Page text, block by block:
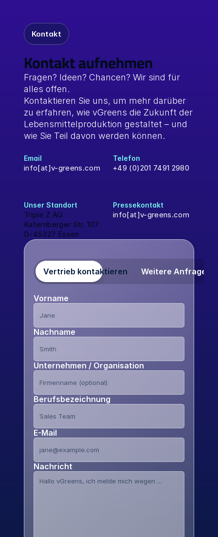
Kontakt
Kontakt aufnehmen
Fragen? Ideen? Chancen? Wir sind für
alles offen.
Kontaktieren Sie uns, um mehr darüber
zu erfahren, wie vGreens die Zukunft der
Lebensmittelproduktion gestaltet – und
wie Sie Teil davon werden können.
Email
info[at]v-greens.com
Telefon
+49 (0)201 7491 2980
Unser Standort
Triple Z AG
Katernberger Str. 107
D-45327 Essen
Pressekontakt
info[at]v-greens.com
Vertrieb kontaktieren Weitere Anfragen
Vorname
Nachname
Unternehmen / Organisation
Berufsbezeichnung
E-Mail
Nachricht